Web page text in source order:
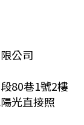
公司
80巷1號2樓
光直接照